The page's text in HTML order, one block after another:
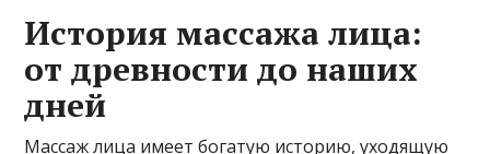
История массажа лица:
от древности до наших
дней
Массаж лица имеет богатую историю, уходящую